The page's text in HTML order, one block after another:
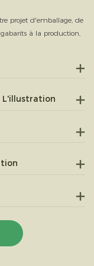
projet d'emballage, de
à la production,
L'illustration